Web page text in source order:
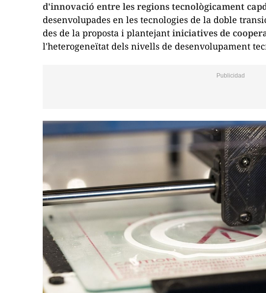
d'innovació entre les regions tecnològicament
desenvolupades en les tecnologies de la doble
des de la proposta i plantejant iniciatives de
l'heterogeneïtat dels nivells de desenvolupament